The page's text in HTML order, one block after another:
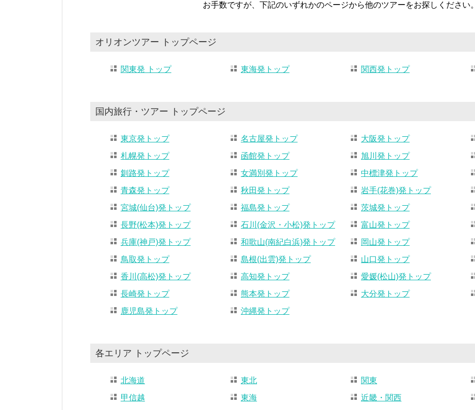
お手数ですが、下記のいずれかのページから他のツアーをお探しください。
オリオンツアー トップページ
関東発 トップ 東海発トップ 関西発トップ
国内旅行・ツアー トップページ
東京発トップ 名古屋発トップ 大阪発トップ
札幌発トップ
函館発トップ 旭川発トップ
釧路発トップ
女満別発トップ 中標津発トップ
青森発トップ
秋田発トップ 岩手(花巻)発トップ
宮城(仙台)発トップ
福島発トップ 茨城発トップ
長野(松本)発トップ
石川(金沢・小松)発トップ 富山発トップ
兵庫(神戸)発トップ
和歌山(南紀白浜)発トップ 岡山発トップ
鳥取発トップ
島根(出雲)発トップ 山口発トップ
香川(高松)発トップ
高知発トップ 愛媛(松山)発トップ
長崎発トップ
熊本発トップ 大分発トップ
鹿児島発トップ
沖縄発トップ
各エリア トップページ
北海道 東北 関東
甲信越
東海 近畿・関西